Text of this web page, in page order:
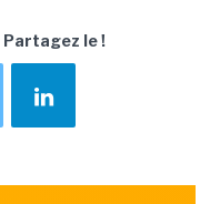
Partagez le !